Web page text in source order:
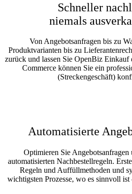
Schneller
niemals
Von Angebotsanfragen bis zu
Produktvarianten bis zu
zurück und lassen Sie OpenBiz
Commerce können Sie ein
(Streckengeschäft)
Automatisierte
Optimieren Sie
automatisierten Nachbestellregeln.
Regeln und Auffüllmethoden und
wichtigsten Prozesse, wo es sinnvoll